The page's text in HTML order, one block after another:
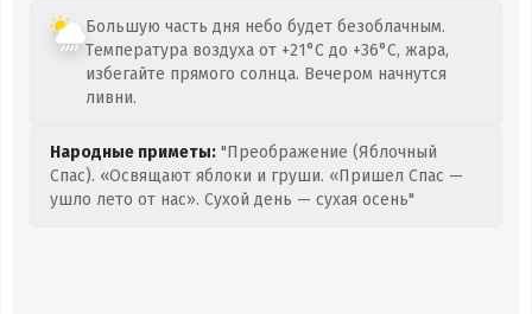
Большую часть дня небо будет безоблачным.
Температура воздуха от +21°C до +36°C, жара,
избегайте прямого солнца. Вечером начнутся
ливни.
Народные приметы: "Преображение (Яблочный
Спас). «Освящают яблоки и груши. «Пришел Спас —
ушло лето от нас». Сухой день — сухая осень"